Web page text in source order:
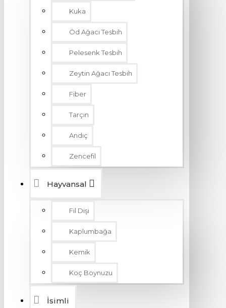
Kuka
Öd Ağacı Tesbih
Pelesenk Tesbih
Zeytin Ağacı Tesbih
Fiber
Tarçın
Andıç
Zencefil
Hayvansal
Fil Dişi
Kaplumbağa
Kemik
Koç Boynuzu
İsimli